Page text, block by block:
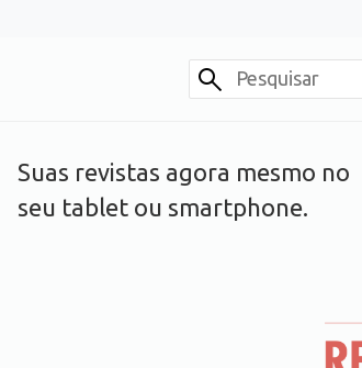
Suas revistas agora mesmo no
seu tablet ou smartphone.